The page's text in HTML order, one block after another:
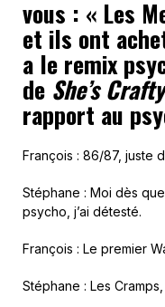
vous : « Les
et ils ont
a le remix
de She’s Crafty
rapport au
François : 86/87, juste
Stéphane : Moi dès
psycho, j’ai détesté.
François : Le premier
Stéphane : Les